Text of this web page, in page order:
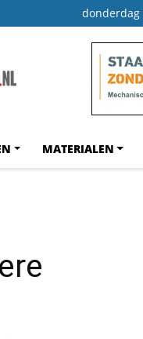
donderdag
MATERIALEN